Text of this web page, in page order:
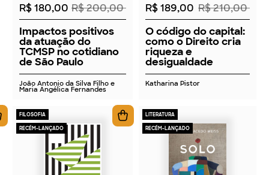
R$ 180,00 R$ 200,00
Impactos positivos
da atuação do
TCMSP no cotidiano
de São Paulo
João Antonio da Silva Filho e
Maria Angélica Fernandes
R$ 189,00 R$ 210,00
O código do capital:
como o Direito cria
riqueza e
desigualdade
Katharina Pistor
FILOSOFIA
RECÉM-LANÇADO
2026
LITERATURA
RECÉM-LANÇADO
2026